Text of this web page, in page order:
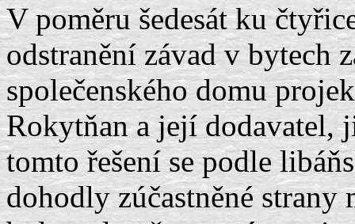
V poměru šedesát ku
odstranění závad v bytech
společenského domu
Rokytňan a její dodavatel,
tomto řešení se podle
dohodly zúčastněné strany